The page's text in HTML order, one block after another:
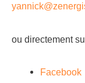
ou directement
Facebook